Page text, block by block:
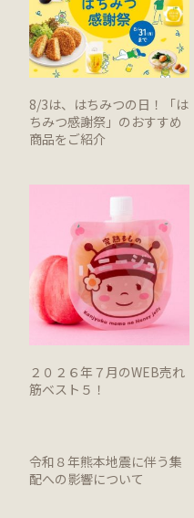
8/3は、はちみつの日！「は
ちみつ感謝祭」のおすすめ
商品をご紹介
２０２６年７月のWEB売れ
筋ベスト５！
令和８年熊本地震に伴う集
配への影響について